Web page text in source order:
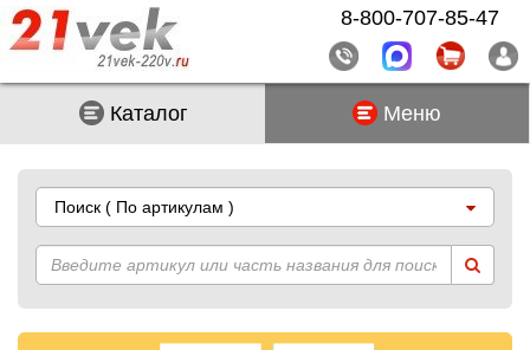
Каталог Меню
Поиск ( По артикулам )
8-800-707-85-47